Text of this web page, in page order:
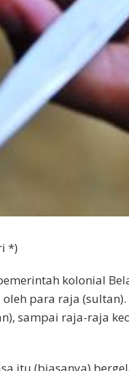
*)
kolonial
para raja
sampai raja-raja